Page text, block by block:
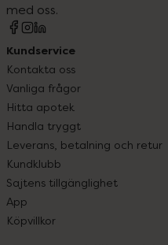
med oss.
Kundservice
Kontakta oss
Vanliga frågor
Hitta apotek
Handla tryggt
Leverans, betalning och retur
Kundklubb
Sajtens tillgänglighet
App
Köpvillkor